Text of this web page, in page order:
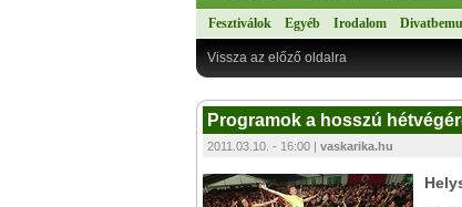
Fesztiválok Egyéb Irodalom
Vissza az előző oldalra
Programok a hosszú
2011.03.10. - 16:00 | vaskarika.hu